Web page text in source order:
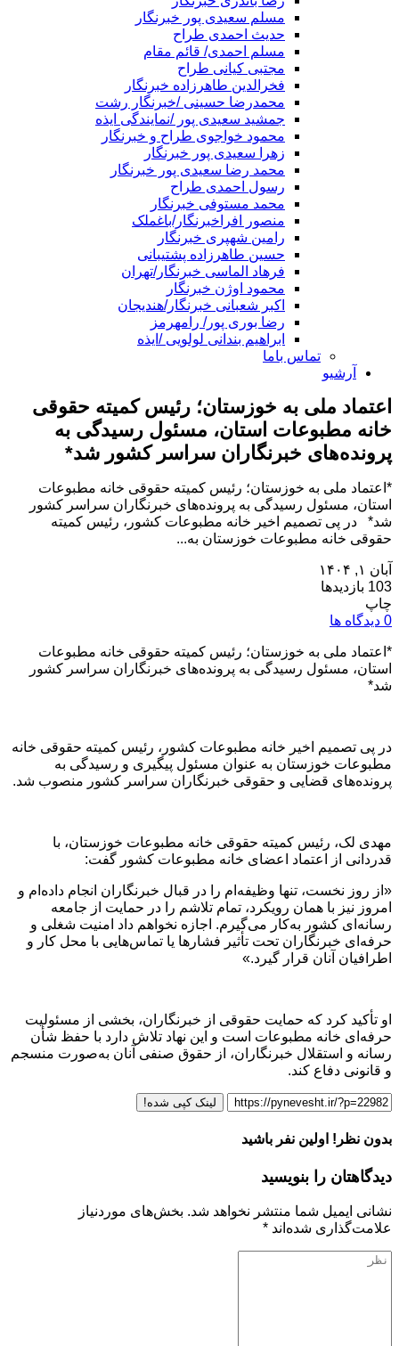
مسلم سعیدی پور خبرنگار
حدیث احمدی طراح
مسلم احمدی/ قائم مقام
مجتبی کیانی طراح
فخرالدین طاهرزاده خبرنگار
محمدرضا حسینی /خبرنگار رشت
جمشید سعیدی پور /نمایندگی ایذه
محمود خواجوی طراح و خبرنگار
زهرا سعیدی پور خبرنگار
محمد رضا سعیدی پور خبرنگار
رسول احمدی طراح
محمد مستوفی خبرنگار
منصور افراخبرنگار/باغملک
رامین شهپری خبرنگار
حسین طاهرزاده پشتیبانی
فرهاد الماسی خبرنگار/تهران
محمود اوژن خبرنگار
اکبر شعبانی خبرنگار/هندیجان
رضا بوری پور/ رامهرمز
ابراهیم بندانی لولویی /ایذه
تماس باما
آرشیو
اعتماد ملی به خوزستان؛ رئیس کمیته حقوقی
خانه مطبوعات استان، مسئول رسیدگی به
پرونده‌های خبرنگاران سراسر کشور شد*
*اعتماد ملی به خوزستان؛ رئیس کمیته حقوقی خانه مطبوعات
استان، مسئول رسیدگی به پرونده‌های خبرنگاران سراسر کشور
شد* در پی تصمیم اخیر خانه مطبوعات کشور، رئیس کمیته
حقوقی خانه مطبوعات خوزستان به...
آبان ۱, ۱۴۰۴
103 بازدیدها
چاپ
0 دیدگاه ها
*اعتماد ملی به خوزستان؛ رئیس کمیته حقوقی خانه مطبوعات
استان، مسئول رسیدگی به پرونده‌های خبرنگاران سراسر کشور
شد*
در پی تصمیم اخیر خانه مطبوعات کشور، رئیس کمیته حقوقی خانه
مطبوعات خوزستان به عنوان مسئول پیگیری و رسیدگی به
پرونده‌های قضایی و حقوقی خبرنگاران سراسر کشور منصوب شد.
مهدی لک، رئیس کمیته حقوقی خانه مطبوعات خوزستان، با
قدردانی از اعتماد اعضای خانه مطبوعات کشور گفت:
«از روز نخست، تنها وظیفه‌ام را در قبال خبرنگاران انجام داده‌ام و
امروز نیز با همان رویکرد، تمام تلاشم را در حمایت از جامعه
رسانه‌ای کشور به‌کار می‌گیرم. اجازه نخواهم داد امنیت شغلی و
حرفه‌ای خبرنگاران تحت تأثیر فشارها یا تماس‌هایی با محل کار و
اطرافیان آنان قرار گیرد.»
او تأکید کرد که حمایت حقوقی از خبرنگاران، بخشی از مسئولیت
حرفه‌ای خانه مطبوعات است و این نهاد تلاش دارد با حفظ شأن
رسانه و استقلال خبرنگاران، از حقوق صنفی آنان به‌صورت منسجم
و قانونی دفاع کند.
لینک کپی شده!
بدون نظر! اولین نفر باشید
دیدگاهتان را بنویسید
نشانی ایمیل شما منتشر نخواهد شد. بخش‌های موردنیاز
علامت‌گذاری شده‌اند *